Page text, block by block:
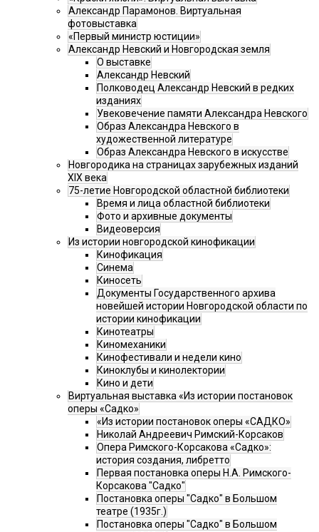
Александр Парамонов. Виртуальная
фотовыставка
«Первый министр юстиции»
Александр Невский и Новгородская земля
О выставке
Александр Невский
Полководец Александр Невский в редких
изданиях
Увековечение памяти Александра Невского
Образ Александра Невского в
художественной литературе
Образ Александра Невского в искусстве
Новгородика на страницах зарубежных изданий
XIX века
75-летие Новгородской областной библиотеки
Время и лица областной библиотеки
Фото и архивные документы
Видеоверсия
Из истории новгородской кинофикации
Кинофикация
Синема
Киносеть
Документы Государственного архива
новейшей истории Новгородской области по
истории кинофикации
Кинотеатры
Киномеханики
Кинофестивали и недели кино
Киноклубы и кинолектории
Кино и дети
Виртуальная выставка «Из истории постановок
оперы «Садко»
«Из истории постановок оперы «САДКО»
Николай Андреевич Римский-Корсаков
Опера Римского-Корсакова «Садко»:
история создания, либретто
Первая постановка оперы Н.А. Римского-
Корсакова "Садко"
Постановка оперы "Садко" в Большом
театре (1935г.)
Постановка оперы "Садко" в Большом